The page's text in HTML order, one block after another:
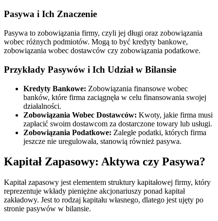
Pasywa i Ich Znaczenie
Pasywa to zobowiązania firmy, czyli jej długi oraz zobowiązania
wobec różnych podmiotów. Mogą to być kredyty bankowe,
zobowiązania wobec dostawców czy zobowiązania podatkowe.
Przykłady Pasywów i Ich Udział w Bilansie
Kredyty Bankowe: Zobowiązania finansowe wobec
banków, które firma zaciągnęła w celu finansowania swojej
działalności.
Zobowiązania Wobec Dostawców: Kwoty, jakie firma musi
zapłacić swoim dostawcom za dostarczone towary lub usługi.
Zobowiązania Podatkowe: Zaległe podatki, których firma
jeszcze nie uregulowała, stanowią również pasywa.
Kapitał Zapasowy: Aktywa czy Pasywa?
Kapitał zapasowy jest elementem struktury kapitałowej firmy, który
reprezentuje wkłady pieniężne akcjonariuszy ponad kapitał
zakładowy. Jest to rodzaj kapitału własnego, dlatego jest ujęty po
stronie pasywów w bilansie.